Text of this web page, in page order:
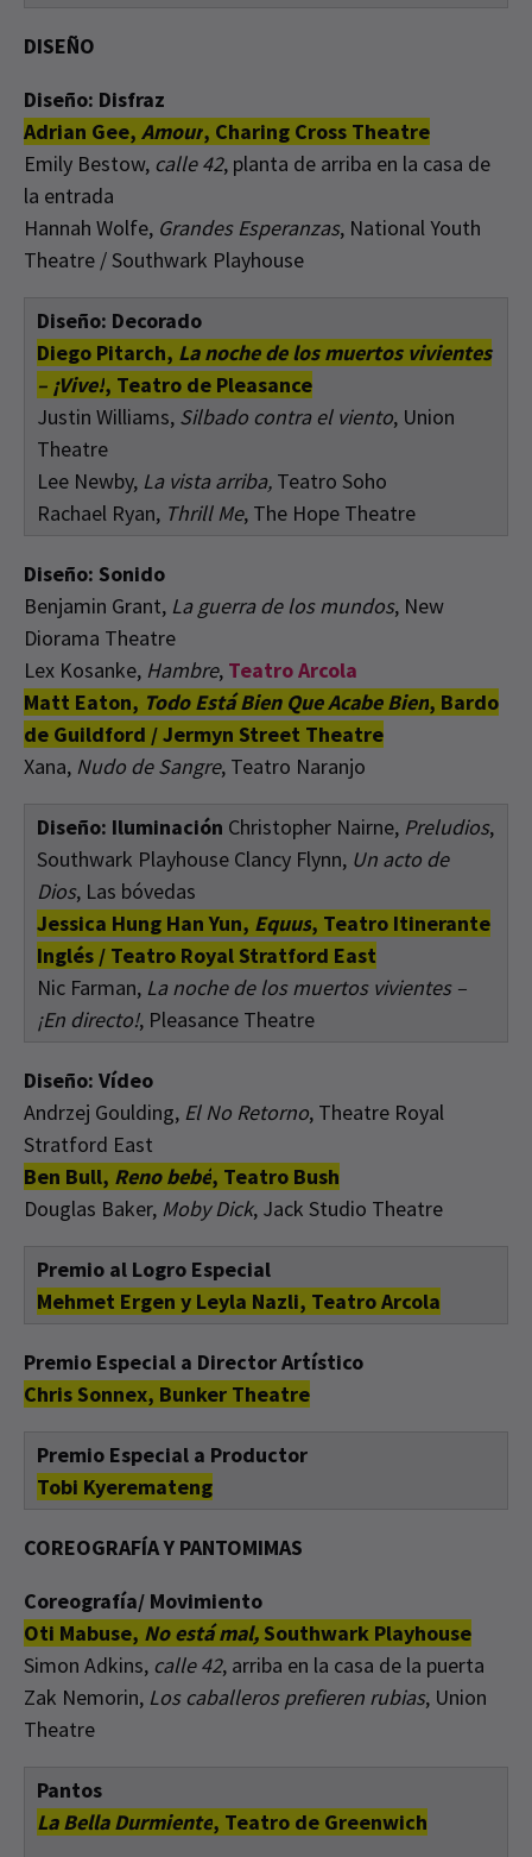
DISEÑO
Diseño: Disfraz
Adrian Gee, Amour, Charing Cross Theatre
Emily Bestow, calle 42, planta de arriba en la casa de
la entrada
Hannah Wolfe, Grandes Esperanzas, National Youth
Theatre / Southwark Playhouse
Diseño: Decorado
Diego Pitarch, La noche de los muertos vivientes
– ¡Vive!, Teatro de Pleasance
Justin Williams, Silbado contra el viento, Union
Theatre
Lee Newby, La vista arriba, Teatro Soho
Rachael Ryan, Thrill Me, The Hope Theatre
Diseño: Sonido
Benjamin Grant, La guerra de los mundos, New
Diorama Theatre
Lex Kosanke, Hambre, Teatro Arcola
Matt Eaton, Todo Está Bien Que Acabe Bien, Bardo
de Guildford / Jermyn Street Theatre
Xana, Nudo de Sangre, Teatro Naranjo
Diseño: Iluminación Christopher Nairne, Preludios,
Southwark Playhouse Clancy Flynn, Un acto de
Dios, Las bóvedas
Jessica Hung Han Yun, Equus, Teatro Itinerante
Inglés / Teatro Royal Stratford East
Nic Farman, La noche de los muertos vivientes –
¡En directo!, Pleasance Theatre
Diseño: Vídeo
Andrzej Goulding, El No Retorno, Theatre Royal
Stratford East
Ben Bull, Reno bebé, Teatro Bush
Douglas Baker, Moby Dick, Jack Studio Theatre
Premio al Logro Especial
Mehmet Ergen y Leyla Nazli, Teatro Arcola
Premio Especial a Director Artístico
Chris Sonnex, Bunker Theatre
Premio Especial a Productor
Tobi Kyeremateng
COREOGRAFÍA Y PANTOMIMAS
Coreografía/ Movimiento
Oti Mabuse, No está mal, Southwark Playhouse
Simon Adkins, calle 42, arriba en la casa de la puerta
Zak Nemorin, Los caballeros prefieren rubias, Union
Theatre
Pantos
La Bella Durmiente, Teatro de Greenwich